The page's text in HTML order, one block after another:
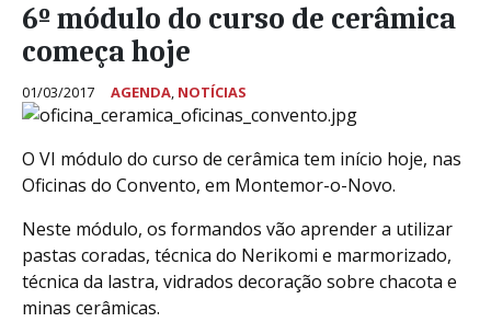
6º módulo do curso de cerâmica
começa hoje
01/03/2017 AGENDA, NOTÍCIAS
O VI módulo do curso de cerâmica tem início hoje, nas
Oficinas do Convento, em Montemor-o-Novo.
Neste módulo, os formandos vão aprender a utilizar
pastas coradas, técnica do Nerikomi e marmorizado,
técnica da lastra, vidrados decoração sobre chacota e
minas cerâmicas.